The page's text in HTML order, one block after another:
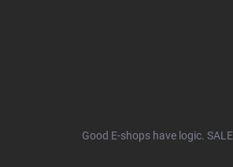
Good E-shops have logic.